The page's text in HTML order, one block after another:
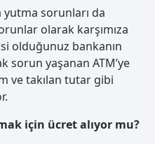
sorunları da
olarak karşımıza
olduğunuz bankanın
sorun yaşanan ATM’ye
ve takılan tutar gibi
için ücret alıyor mu?